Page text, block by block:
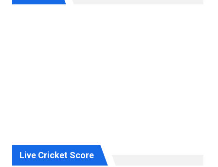
Live Cricket Score